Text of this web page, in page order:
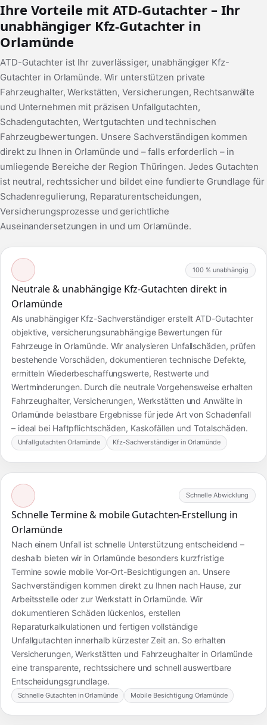
Ihre Vorteile mit ATD-Gutachter – Ihr
unabhängiger Kfz-Gutachter in
Orlamünde
ATD-Gutachter ist Ihr zuverlässiger, unabhängiger Kfz-
Gutachter in Orlamünde. Wir unterstützen private
Fahrzeughalter, Werkstätten, Versicherungen, Rechtsanwälte
und Unternehmen mit präzisen Unfallgutachten,
Schadengutachten, Wertgutachten und technischen
Fahrzeugbewertungen. Unsere Sachverständigen kommen
direkt zu Ihnen in Orlamünde und – falls erforderlich – in
umliegende Bereiche der Region Thüringen. Jedes Gutachten
ist neutral, rechtssicher und bildet eine fundierte Grundlage für
Schadenregulierung, Reparaturentscheidungen,
Versicherungsprozesse und gerichtliche
Auseinandersetzungen in und um Orlamünde.
100 % unabhängig
Neutrale & unabhängige Kfz-Gutachten direkt in
Orlamünde
Als unabhängiger Kfz-Sachverständiger erstellt ATD-Gutachter
objektive, versicherungsunabhängige Bewertungen für
Fahrzeuge in Orlamünde. Wir analysieren Unfallschäden, prüfen
bestehende Vorschäden, dokumentieren technische Defekte,
ermitteln Wiederbeschaffungswerte, Restwerte und
Wertminderungen. Durch die neutrale Vorgehensweise erhalten
Fahrzeughalter, Versicherungen, Werkstätten und Anwälte in
Orlamünde belastbare Ergebnisse für jede Art von Schadenfall
– ideal bei Haftpflichtschäden, Kaskofällen und Totalschäden.
Unfallgutachten Orlamünde Kfz-Sachverständiger in Orlamünde
Schnelle Abwicklung
Schnelle Termine & mobile Gutachten-Erstellung in
Orlamünde
Nach einem Unfall ist schnelle Unterstützung entscheidend –
deshalb bieten wir in Orlamünde besonders kurzfristige
Termine sowie mobile Vor-Ort-Besichtigungen an. Unsere
Sachverständigen kommen direkt zu Ihnen nach Hause, zur
Arbeitsstelle oder zur Werkstatt in Orlamünde. Wir
dokumentieren Schäden lückenlos, erstellen
Reparaturkalkulationen und fertigen vollständige
Unfallgutachten innerhalb kürzester Zeit an. So erhalten
Versicherungen, Werkstätten und Fahrzeughalter in Orlamünde
eine transparente, rechtssichere und schnell auswertbare
Entscheidungsgrundlage.
Schnelle Gutachten in Orlamünde Mobile Besichtigung Orlamünde